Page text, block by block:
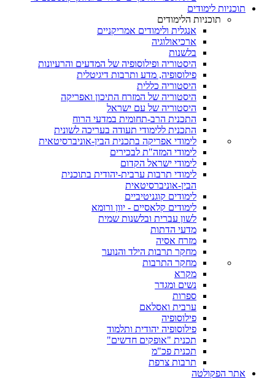
תוכניות לימודים
תוכניות הלימודים
אנגלית ולימודים אמריקניים
ארכיאולוגיה
בלשנות
היסטוריה ופילוסופיה של המדעים והרעיונות
פילוסופיה, מדע ותרבות דיגיטלית
היסטוריה כללית
היסטוריה של המזרח התיכון ואפריקה
היסטוריה של עם ישראל
התכנית הרב-תחומית במדעי הרוח
התכנית ללימודי תעודה בעריכה לשונית
לימודי אפריקה בתכנית הבין-אוניברסיטאית
לימודי המזה"ת לבכירים
לימודי ישראל הקדום
לימודי תרבות ערבית-יהודית בתוכנית
הבין-אוניברסיטאית
לימודים קוגניטיביים
לימודים קלאסיים - יוון ורומא
לשון עברית ובלשנות שמית
מדעי הדתות
מזרח אסיה
מחקר תרבות הילד והנוער
מחקר התרבות
מקרא
נשים ומגדר
ספרות
ערבית ואסלאם
פילוסופיה
פילוסופיה יהודית ותלמוד
תכנית "אופקים חדשים"
תכנית פכ"מ
תרבות צרפת
אתר הפקולטה